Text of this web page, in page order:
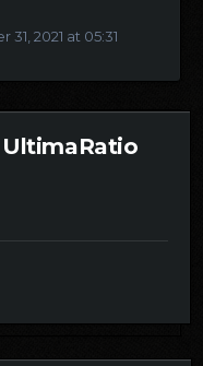
2021 at 05:31